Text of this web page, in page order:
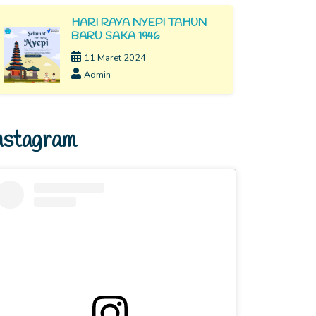
HARI RAYA NYEPI TAHUN
BARU SAKA 1946
11 Maret 2024
Admin